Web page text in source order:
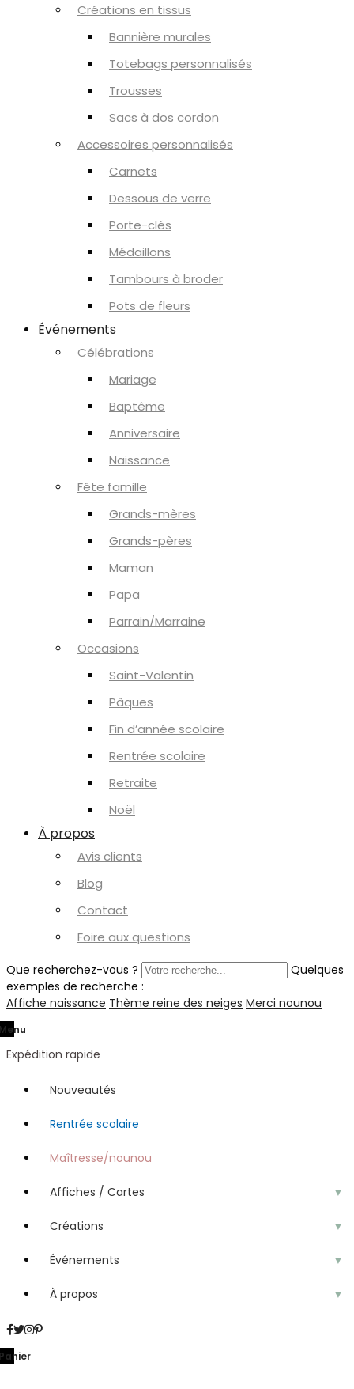
Créations en tissus
Bannière murales
Totebags personnalisés
Trousses
Sacs à dos cordon
Accessoires personnalisés
Carnets
Dessous de verre
Porte-clés
Médaillons
Tambours à broder
Pots de fleurs
Événements
Célébrations
Mariage
Baptême
Anniversaire
Naissance
Fête famille
Grands-mères
Grands-pères
Maman
Papa
Parrain/Marraine
Occasions
Saint-Valentin
Pâques
Fin d’année scolaire
Rentrée scolaire
Retraite
Noël
À propos
Avis clients
Blog
Contact
Foire aux questions
Que recherchez-vous ?
Quelques
exemples de recherche :
Affiche naissance Thème reine des neiges Merci nounou
Expédition rapide
Nouveautés
Rentrée scolaire
Maîtresse/nounou
Affiches / Cartes ▼
Créations ▼
Événements ▼
À propos ▼